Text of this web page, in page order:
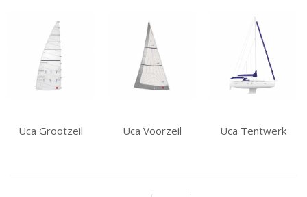
Uca Grootzeil Uca Voorzeil Uca Tentwerk